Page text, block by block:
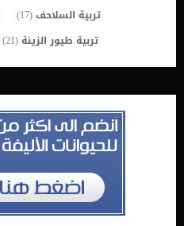
تربية السلاحف(17)
تربية طيور الزينة (21)